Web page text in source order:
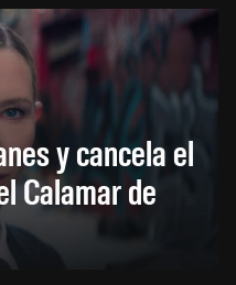
y cancela el
Calamar de